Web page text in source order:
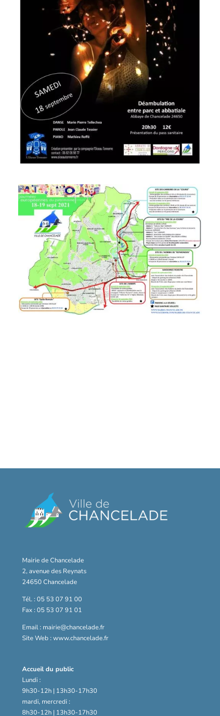
Mairie de Chancelade
2, avenue des Reynats
24650 Chancelade
Tél. : 05 53 07 91 00
Fax : 05 53 07 91 01
Email : mairie@chancelade.fr
Site Web : www.chancelade.fr
Accueil du public
Lundi :
9h30-12h | 13h30-17h30
mardi, mercredi :
8h30-12h | 13h30-17h30